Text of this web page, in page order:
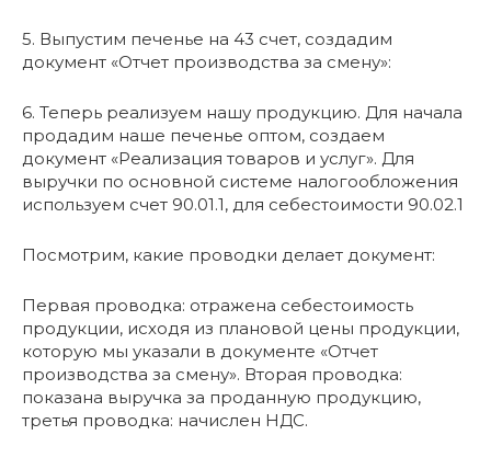
5. Выпустим печенье на 43 счет, создадим
документ «Отчет производства за смену»:
6. Теперь реализуем нашу продукцию. Для начала
продадим наше печенье оптом, создаем
документ «Реализация товаров и услуг». Для
выручки по основной системе налогообложения
используем счет 90.01.1, для себестоимости 90.02.1
Посмотрим, какие проводки делает документ:
Первая проводка: отражена себестоимость
продукции, исходя из плановой цены продукции,
которую мы указали в документе «Отчет
производства за смену». Вторая проводка:
показана выручка за проданную продукцию,
третья проводка: начислен НДС.